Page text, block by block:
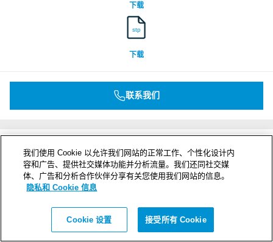
下载
stp
下载
联系我们
我们使用 Cookie 以允许我们网站的正常工作、个性化设计内
容和广告、提供社交媒体功能并分析流量。我们还同社交媒
体、广告和分析合作伙伴分享有关您使用我们网站的信息。
隐私和 Cookie 信息
Cookie 设置 接受所有 Cookie